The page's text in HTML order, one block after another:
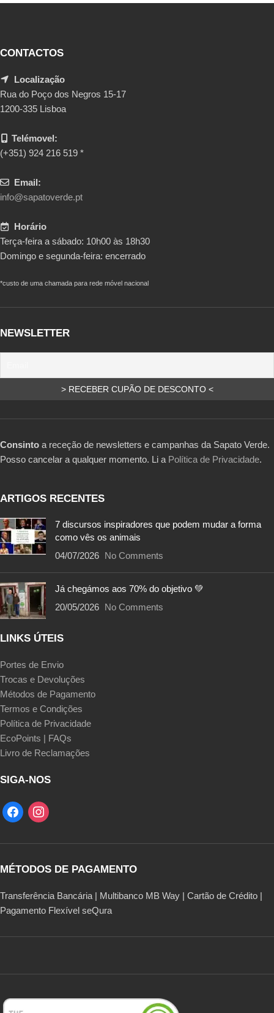
CONTACTOS
Localização
Rua do Poço dos Negros 15-17
1200-335 Lisboa
Telémovel:
(+351) 924 216 519 *
Email:
info@sapatoverde.pt
Horário
Terça-feira a sábado: 10h00 às 18h30
Domingo e segunda-feira: encerrado
*custo de uma chamada para rede móvel nacional
NEWSLETTER
Consinto a receção de newsletters e campanhas da Sapato Verde.
Posso cancelar a qualquer momento. Li a Política de Privacidade.
ARTIGOS RECENTES
7 discursos inspiradores que podem mudar a forma
como vês os animais
04/07/2026 No Comments
Já chegámos aos 70% do objetivo 💚
20/05/2026 No Comments
LINKS ÚTEIS
Portes de Envio
Trocas e Devoluções
Métodos de Pagamento
Termos e Condições
Política de Privacidade
EcoPoints | FAQs
Livro de Reclamações
SIGA-NOS
MÉTODOS DE PAGAMENTO
Transferência Bancária | Multibanco MB Way | Cartão de Crédito |
Pagamento Flexível seQura